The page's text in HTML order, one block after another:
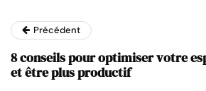
Précédent
8 conseils pour optimiser votre
et être plus productif